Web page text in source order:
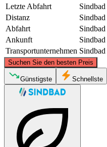
Letzte Abfahrt
Sindbad
Distanz
Sindbad
Abfahrt
Sindbad
Ankunft
Sindbad
Transportunternehmen Sindbad
Suchen Sie den besten Preis
Günstigste Schnellste